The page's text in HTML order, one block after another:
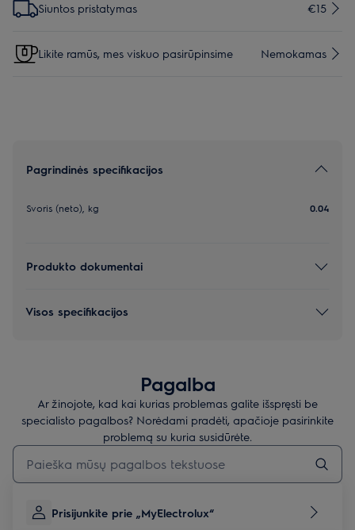
Siuntos pristatymas €15
Likite ramūs, mes viskuo pasirūpinsime Nemokamas
Pagrindinės specifikacijos
Svoris (neto), kg 0.04
Produkto dokumentai
Visos specifikacijos
Pagalba
Ar žinojote, kad kai kurias problemas galite išspręsti be
specialisto pagalbos? Norėdami pradėti, apačioje pasirinkite
problemą su kuria susidūrėte.
Įveskite tekstą, jei norite ieškoti pagalbinių straipsnių
Prisijunkite prie „MyElectrolux“